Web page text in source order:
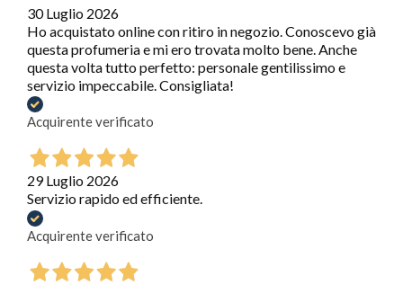
30 Luglio 2026
Ho acquistato online con ritiro in negozio. Conoscevo già
questa profumeria e mi ero trovata molto bene. Anche
questa volta tutto perfetto: personale gentilissimo e
servizio impeccabile. Consigliata!
Acquirente verificato
29 Luglio 2026
Servizio rapido ed efficiente.
Acquirente verificato